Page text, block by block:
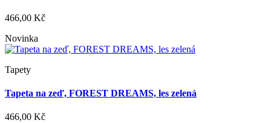
466,00 Kč
Novinka
Tapety
Tapeta na zeď, FOREST DREAMS, les zelená
466,00 Kč